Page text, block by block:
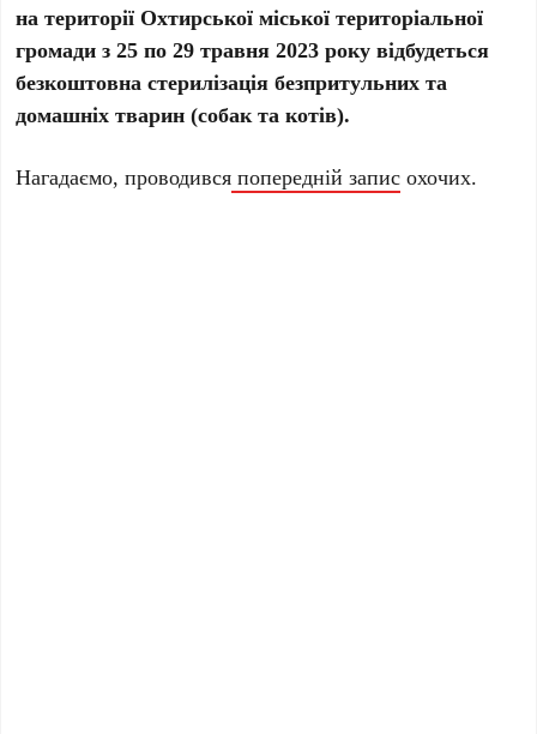
на території Охтирської міської територіальної
громади з 25 по 29 травня 2023 року відбудеться
безкоштовна стерилізація безпритульних та
домашніх тварин (собак та котів).
Нагадаємо, проводився попередній запис охочих.